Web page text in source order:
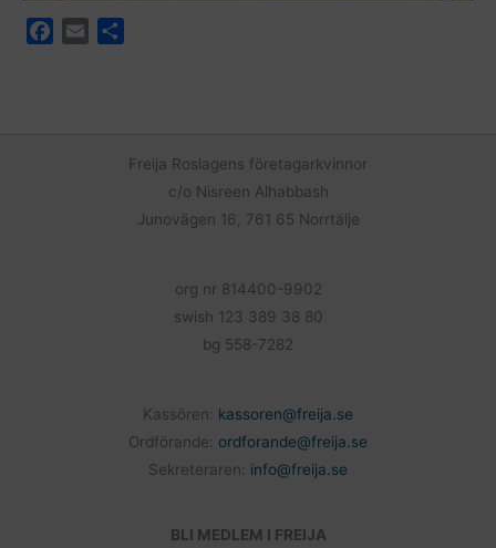
Freija Roslagens företagarkvinnor
c/o Nisreen Alhabbash
Junovägen 16, 761 65 Norrtälje
org nr 814400-9902
swish 123 389 38 80
bg 558-7282
Kassören: kassoren@freija.se
Ordförande: ordforande@freija.se
Sekreteraren: info@freija.se
BLI MEDLEM I FREIJA